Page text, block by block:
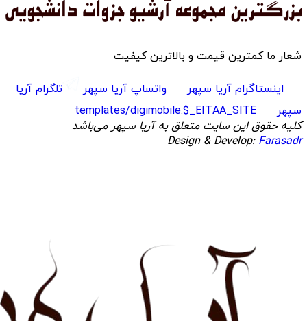
شعار ما کمترین قیمت و بالاترین کیفیت
اینستاگرام آریا سپهر واتساپ آریا سپهر
تلگرام آریا
سپهر
templates/digimobile.$_EITAA_SITE
کلیه حقوق این سایت متعلق به آریا سپهر می‌باشد
Design & Develop:Farasadr